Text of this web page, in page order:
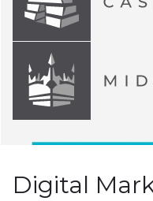
Digital